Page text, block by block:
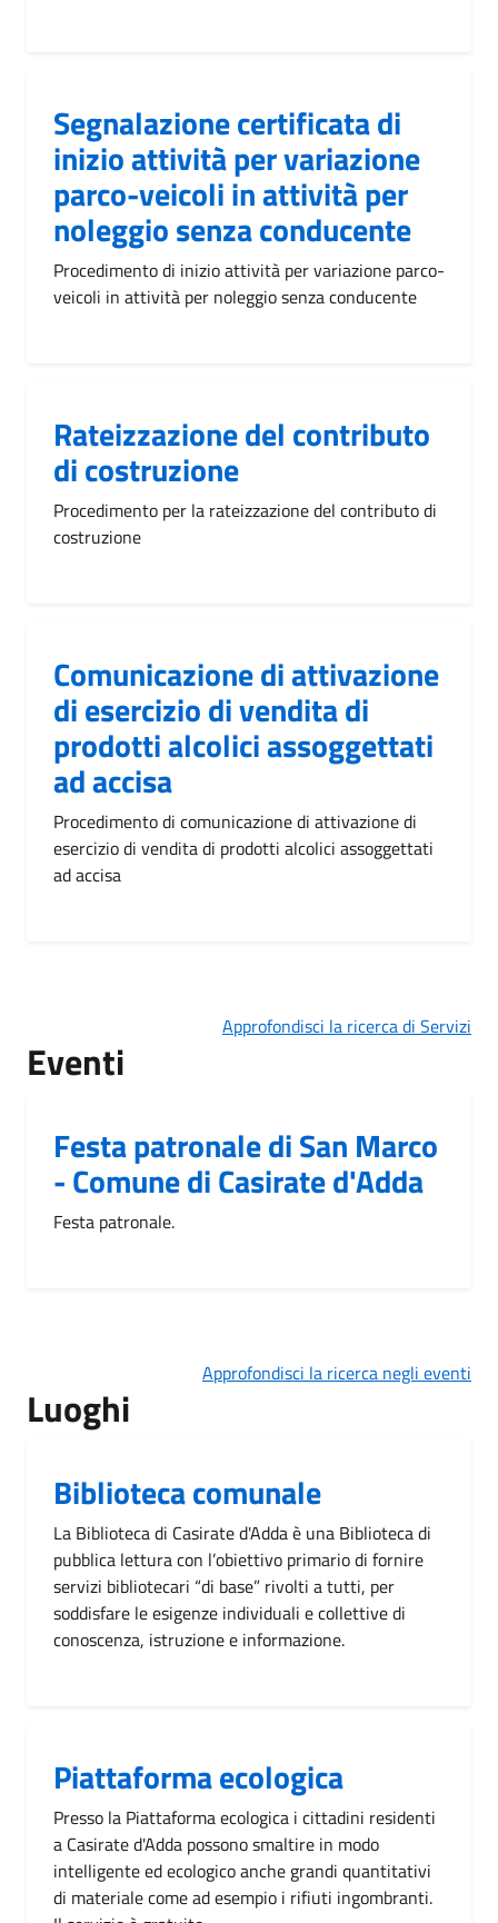
Segnalazione certificata di
inizio attività per variazione
parco-veicoli in attività per
noleggio senza conducente
Procedimento di inizio attività per variazione parco-
veicoli in attività per noleggio senza conducente
Rateizzazione del contributo
di costruzione
Procedimento per la rateizzazione del contributo di
costruzione
Comunicazione di attivazione
di esercizio di vendita di
prodotti alcolici assoggettati
ad accisa
Procedimento di comunicazione di attivazione di
esercizio di vendita di prodotti alcolici assoggettati
ad accisa
Approfondisci la ricerca di Servizi
Eventi
Festa patronale di San Marco
- Comune di Casirate d'Adda
Festa patronale.
Approfondisci la ricerca negli eventi
Luoghi
Biblioteca comunale
La Biblioteca di Casirate d'Adda è una Biblioteca di
pubblica lettura con l’obiettivo primario di fornire
servizi bibliotecari “di base” rivolti a tutti, per
soddisfare le esigenze individuali e collettive di
conoscenza, istruzione e informazione.
Piattaforma ecologica
Presso la Piattaforma ecologica i cittadini residenti
a Casirate d'Adda possono smaltire in modo
intelligente ed ecologico anche grandi quantitativi
di materiale come ad esempio i rifiuti ingombranti.